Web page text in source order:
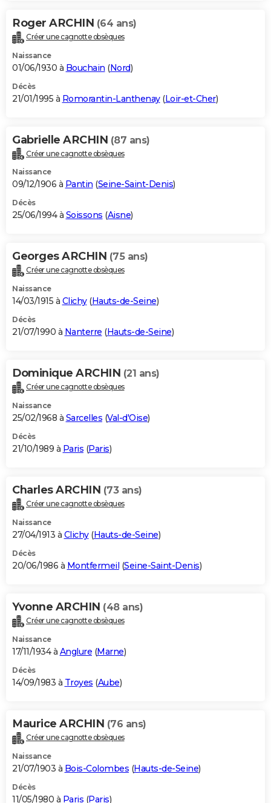
Roger ARCHIN (64 ans)
Créer une cagnotte obsèques
Naissance
01/06/1930 à Bouchain (Nord)
Décès
21/01/1995 à Romorantin-Lanthenay(Loir-et-Cher)
Gabrielle ARCHIN (87 ans)
Créer une cagnotte obsèques
Naissance
09/12/1906 à Pantin (Seine-Saint-Denis)
Décès
25/06/1994 à Soissons (Aisne)
Georges ARCHIN (75 ans)
Créer une cagnotte obsèques
Naissance
14/03/1915 à Clichy(Hauts-de-Seine)
Décès
21/07/1990 à Nanterre (Hauts-de-Seine)
Dominique ARCHIN (21 ans)
Créer une cagnotte obsèques
Naissance
25/02/1968 à Sarcelles (Val-d'Oise)
Décès
21/10/1989 à Paris (Paris)
Charles ARCHIN (73 ans)
Créer une cagnotte obsèques
Naissance
27/04/1913 à Clichy(Hauts-de-Seine)
Décès
20/06/1986 à Montfermeil (Seine-Saint-Denis)
Yvonne ARCHIN (48 ans)
Créer une cagnotte obsèques
Naissance
17/11/1934 à Anglure (Marne)
Décès
14/09/1983 à Troyes (Aube)
Maurice ARCHIN (76 ans)
Créer une cagnotte obsèques
Naissance
21/07/1903 à Bois-Colombes (Hauts-de-Seine)
Décès
11/05/1980 à Paris (Paris)